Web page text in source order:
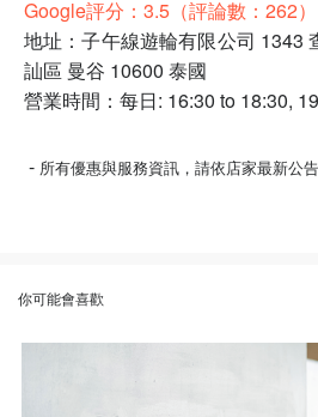
Google評分：3.5（評論數：262）
地址：子午線遊輪有限公司 1343
訕區 曼谷 10600 泰國
營業時間：每日: 16:30 to 18:30,
- 所有優惠與服務資訊，請依店家最新公
你可能會喜歡